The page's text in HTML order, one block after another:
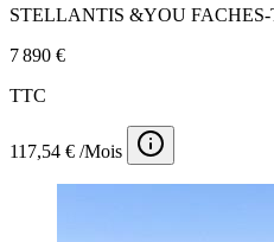
STELLANTIS &YOU
7 890 €
TTC
117,54 € /Mois